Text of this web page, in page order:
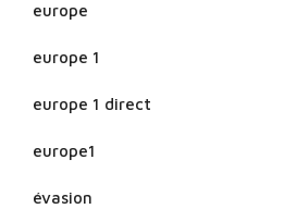
europe
europe 1
europe 1 direct
europe1
évasion